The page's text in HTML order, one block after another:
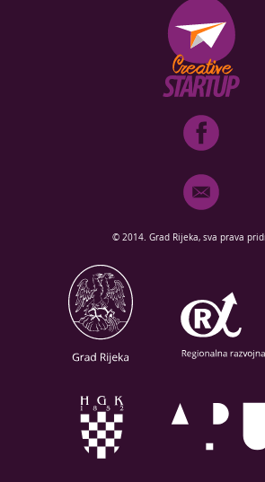
© 2014. Grad Rijeka, sva prava